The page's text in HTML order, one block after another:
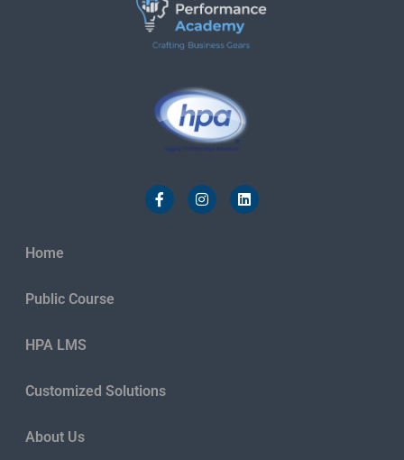
Home
Public Course
HPA LMS
Customized Solutions
About Us